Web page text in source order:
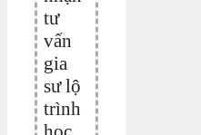
tư
vấn
gia
sư lộ
trình